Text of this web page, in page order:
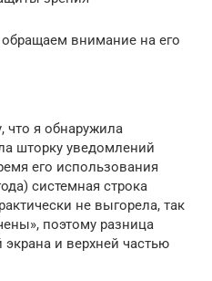
внимание на его
что я обнаружила
шторку уведомлений
его использования
системная строка
не выгорела, так
поэтому разница
и верхней частью